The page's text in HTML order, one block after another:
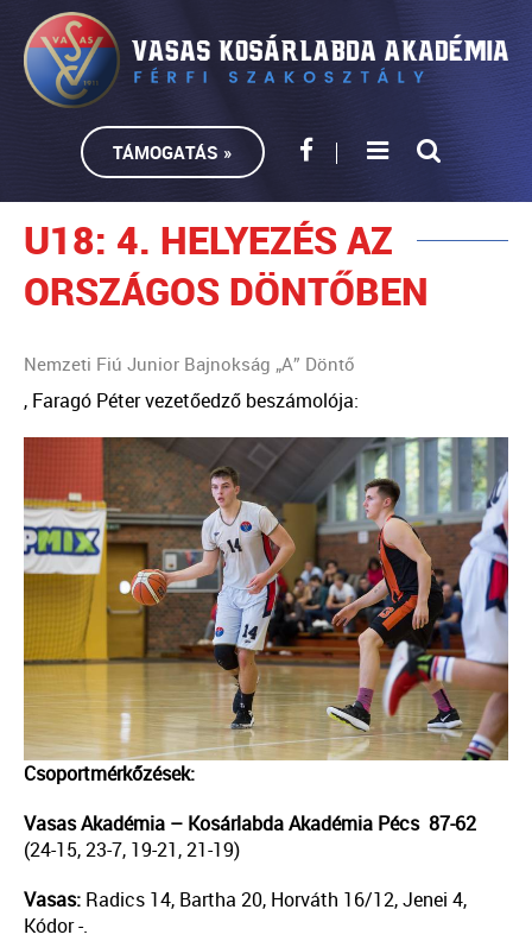
TÁMOGATÁS »
U18: 4. HELYEZÉS AZ
ORSZÁGOS DÖNTŐBEN
Nemzeti Fiú Junior Bajnokság „A” Döntő⁩
, Faragó Péter vezetőedző beszámolója:
Csoportmérkőzések:
Vasas Akadémia – Kosárlabda Akadémia Pécs 87-62
(24-15, 23-7, 19-21, 21-19)
Vasas: Radics 14, Bartha 20, Horváth 16/12, Jenei 4,
Kódor -.